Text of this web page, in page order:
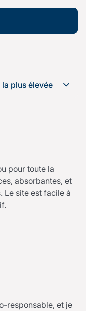
la plus élevée
pour toute la
absorbantes, et
Le site est facile à
responsable, et je